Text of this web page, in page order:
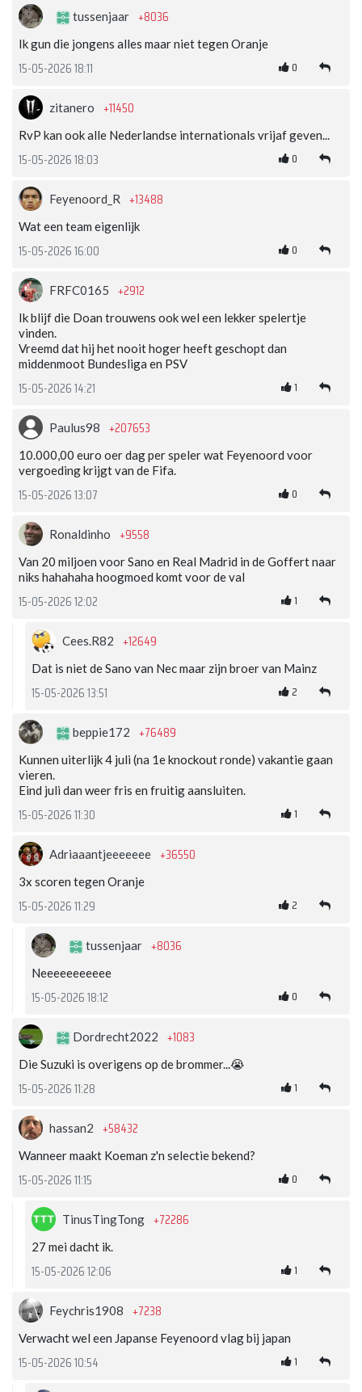
tussenjaar +8036
Ik gun die jongens alles maar niet tegen Oranje
15-05-2026 18:11 0
zitanero +11450
RvP kan ook alle Nederlandse internationals vrijaf geven...
15-05-2026 18:03 0
Feyenoord_R +13488
Wat een team eigenlijk
15-05-2026 16:00 0
FRFC0165 +2912
Ik blijf die Doan trouwens ook wel een lekker spelertje
vinden.
Vreemd dat hij het nooit hoger heeft geschopt dan
middenmoot Bundesliga en PSV
15-05-2026 14:21 1
Paulus98 +207653
10.000,00 euro oer dag per speler wat Feyenoord voor
vergoeding krijgt van de Fifa.
15-05-2026 13:07 0
Ronaldinho +9558
Van 20 miljoen voor Sano en Real Madrid in de Goffert naar
niks hahahaha hoogmoed komt voor de val
15-05-2026 12:02 1
Cees.R82 +12649
Dat is niet de Sano van Nec maar zijn broer van Mainz
15-05-2026 13:51 2
beppie172 +76489
Kunnen uiterlijk 4 juli (na 1e knockout ronde) vakantie gaan
vieren.
Eind juli dan weer fris en fruitig aansluiten.
15-05-2026 11:30 1
Adriaaantjeeeeeee +36550
3x scoren tegen Oranje
15-05-2026 11:29 2
tussenjaar +8036
Neeeeeeeeeee
15-05-2026 18:12 0
Dordrecht2022 +1083
Die Suzuki is overigens op de brommer...😭
15-05-2026 11:28 1
hassan2 +58432
Wanneer maakt Koeman z'n selectie bekend?
15-05-2026 11:15 0
TinusTingTong +72286
27 mei dacht ik.
15-05-2026 12:06 1
Feychris1908 +7238
Verwacht wel een Japanse Feyenoord vlag bij japan
15-05-2026 10:54 1